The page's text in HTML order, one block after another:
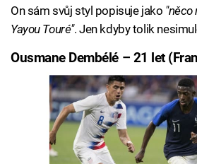
On sám svůj styl popisuje jako "něco
Yayou Touré". Jen kdyby tolik
Ousmane Dembélé – 21 let